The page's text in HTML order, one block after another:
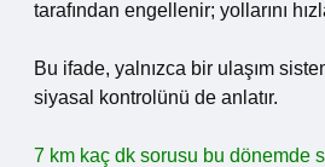
tarafından engellenir; yollarını
Bu ifade, yalnızca bir ulaşım
siyasal kontrolünü de anlatır.
7 km kaç dk sorusu bu dönemde